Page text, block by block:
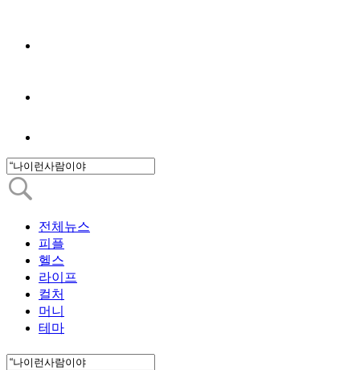
전체뉴스
피플
헬스
라이프
컬처
머니
테마